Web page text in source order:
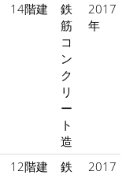
14階建
鉄
筋
コ
ン
ク
リ
ー
ト
造
2017
年
12階建 鉄 2017